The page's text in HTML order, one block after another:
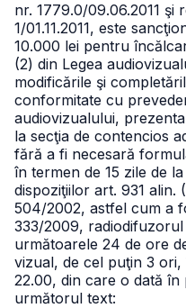
nr. 1779.0/09.06.2011 şi
1/01.11.2011, este
10.000 lei pentru
(2) din Legea
modificările şi
conformitate cu
audiovizualului,
la secţia de contencios
fără a fi necesară
în termen de 15 zile de
dispoziţiilor art. 931 alin.
504/2002, astfel cum a
333/2009,
următoarele 24 de ore
vizual, de cel puţin 3
22.00, din care o dată în
următorul text: